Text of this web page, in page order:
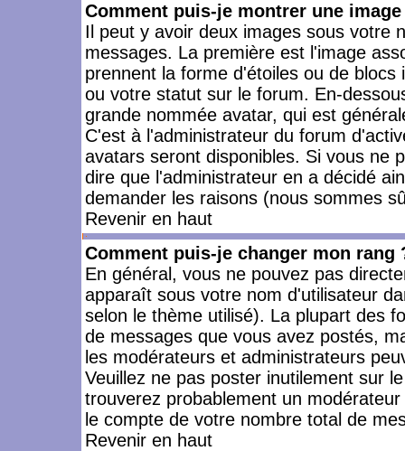
Comment puis-je montrer une
Il peut y avoir deux images sous votre
messages. La première est l'image
prennent la forme d'étoiles ou de
ou votre statut sur le forum. En-
grande nommée avatar, qui est
C'est à l'administrateur du forum
avatars seront disponibles. Si vous ne
dire que l'administrateur en a décidé
demander les raisons (nous sommes
Revenir en haut
Comment puis-je changer mon rang
En général, vous ne pouvez pas
apparaît sous votre nom d'utilisateur
selon le thème utilisé). La plupart des
de messages que vous avez postés,
les modérateurs et administrateurs
Veuillez ne pas poster inutilement sur
trouverez probablement un
le compte de votre nombre total de
Revenir en haut